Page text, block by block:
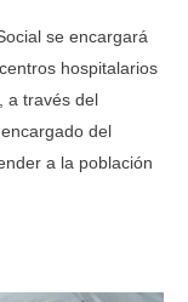
se encargará
hospitalarios
a través del
del
a la población